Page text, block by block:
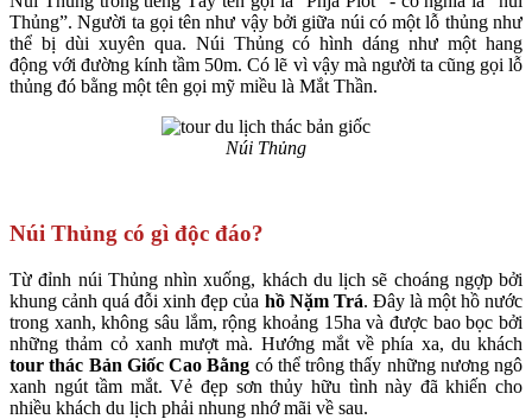
Thủng”. Người ta gọi tên như vậy bởi giữa núi có một lỗ thủng như
thể bị dùi xuyên qua. Núi Thủng có hình dáng như một hang
động với đường kính tầm 50m. Có lẽ vì vậy mà người ta cũng gọi lỗ
thủng đó bằng một tên gọi mỹ miều là Mắt Thần.
Núi Thủng
Núi Thủng có gì độc đáo?
Từ đỉnh núi Thủng nhìn xuống, khách du lịch sẽ choáng ngợp bởi
khung cảnh quá đỗi xinh đẹp của hồ Nặm Trá. Đây là một hồ nước
trong xanh, không sâu lắm, rộng khoảng 15ha và được bao bọc bởi
những thảm cỏ xanh mượt mà. Hướng mắt về phía xa, du khách
tour thác Bản Giốc Cao Bằng có thể trông thấy những nương ngô
xanh ngút tầm mắt. Vẻ đẹp sơn thủy hữu tình này đã khiến cho
nhiều khách du lịch phải nhung nhớ mãi về sau.